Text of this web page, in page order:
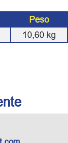
Peso
10,60 kg